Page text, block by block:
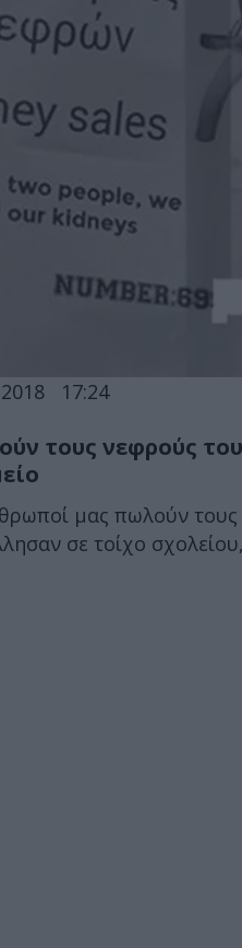
17:24
τους νεφρούς
μας πωλούν τους
σε τοίχο